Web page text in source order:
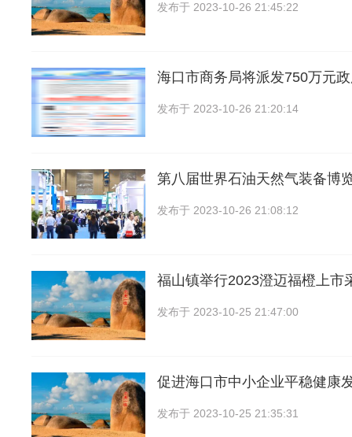
发布于 2023-10-26 21:45:22
海口市商务局将派发750万元
发布于 2023-10-26 21:20:14
第八届世界石油天然气装备博
发布于 2023-10-26 21:08:12
福山镇举行2023澄迈福橙上市
发布于 2023-10-25 21:47:00
促进海口市中小企业平稳健康
发布于 2023-10-25 21:35:31